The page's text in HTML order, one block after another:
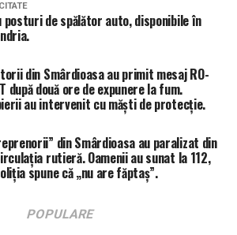
posturi de spălător auto, disponibile în
din Smârdioasa au primit mesaj RO-
după două ore de expunere la fum.
au intervenit cu măști de protecție.
din Smârdioasa au paralizat din
rutieră. Oamenii au sunat la 112,
spune că „nu are făptaș”.
POPULARE